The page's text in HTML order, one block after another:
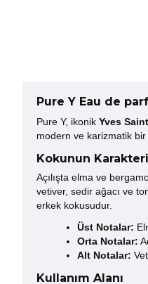
Pure Y Eau de
Pure Y, ikonik Yves
modern ve karizmatik
Kokunun Karakteri
Açılışta elma ve
vetiver, sedir ağacı ve
erkek kokusudur.
Üst Notalar:
Orta Notalar:
Alt Notalar:
Kullanım Alanı